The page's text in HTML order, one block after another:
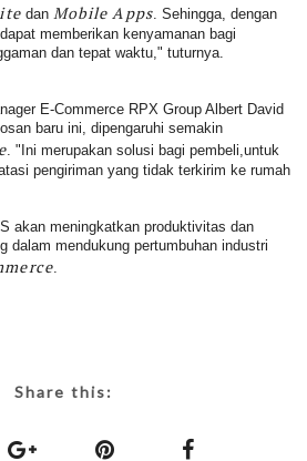
dan Mobile Apps. Sehingga, dengan
memberikan kenyamanan bagi
dan tepat waktu," tuturnya.
E-Commerce RPX Group Albert David
baru ini, dipengaruhi semakin
. "Ini merupakan solusi bagi pembeli,untuk
pengiriman yang tidak terkirim ke rumah
akan meningkatkan produktivitas dan
dalam mendukung pertumbuhan industri
.
Share this: